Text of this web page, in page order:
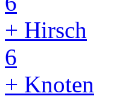
+ Hirsch
6
+ Knoten